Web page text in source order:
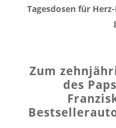
Tagesdosen für
Zum
des